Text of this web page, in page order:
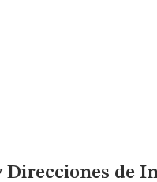
Direcciones de